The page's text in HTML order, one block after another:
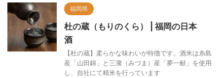
福岡県
杜の蔵（もりのくら） | 福岡の日本
酒
【杜の蔵】柔らかな味わいが特徴です。酒米は糸島
産「山田錦」と三潴（みづま）産「夢一献」を使用
し、自社にて精米を行っています